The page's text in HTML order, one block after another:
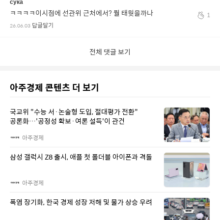
ㅋㅋㅋㅋ이시점에 선관위 근처에서? 뭘 태웟을까나
26.06.03 답글달기
1
전체 댓글 보기
아주경제 콘텐츠 더 보기
국교위 "수능 서·논술형 도입, 절대평가 전환"
공론화…'공정성 확보·여론 설득'이 관건
아주경제
삼성 갤럭시 Z8 출시, 애플 첫 폴더블 아이폰과 격돌
아주경제
폭염 장기화, 한국 경제 성장 저해 및 물가 상승 우려